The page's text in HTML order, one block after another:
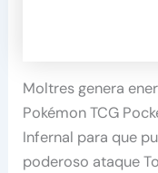
Moltres genera
Pokémon TCG
Infernal para que
poderoso ataque